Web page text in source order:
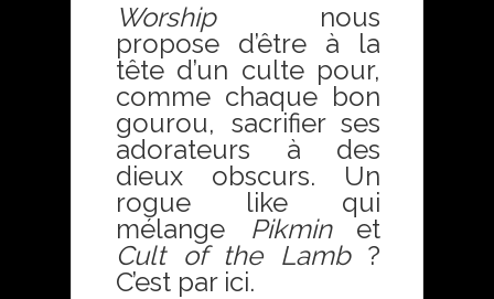
Worshipnous
propose d’être à la
tête d’un culte pour,
comme chaque bon
gourou, sacrifier ses
adorateurs à des
dieux obscurs. Un
rogue like qui
mélange Pikminet
Cult of the Lamb?
C’est par ici.